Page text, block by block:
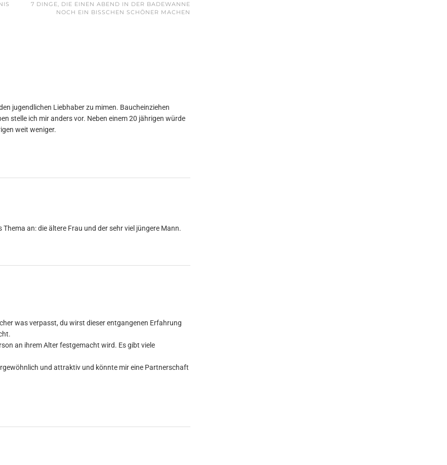
7 DINGE, DIE EINEN ABEND IN DER BADEWANNE
NOCH EIN BISSCHEN SCHÖNER MACHEN
jugendlichen Liebhaber zu mimen. Baucheinziehen
stelle ich mir anders vor. Neben einem 20 jährigen würde
weit weniger.
an: die ältere Frau und der sehr viel jüngere Mann.
was verpasst, du wirst dieser entgangenen Erfahrung
an ihrem Alter festgemacht wird. Es gibt viele
und at­trak­tiv und könnte mir eine Partnerschaft